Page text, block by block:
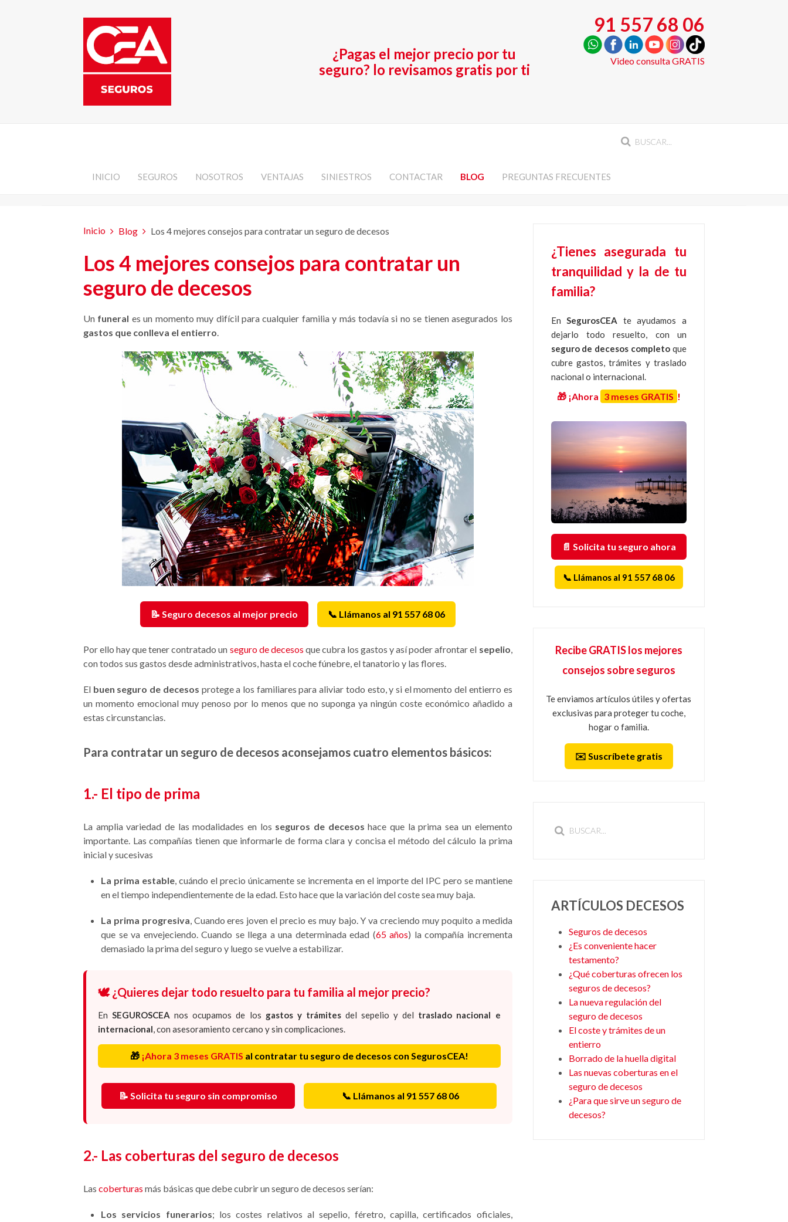
91 557 68 06
Video consulta GRATIS
¿Pagas el mejor precio por tu
seguro? lo revisamos gratis por ti
INICIO SEGUROS NOSOTROS VENTAJAS SINIESTROS CONTACTAR BLOG PREGUNTAS FRECUENTES
Inicio Blog Los 4 mejores consejos para contratar un seguro de decesos
Los 4 mejores consejos para contratar un
seguro de decesos
Un funeral es un momento muy difícil para cualquier familia y más todavía si no se tienen asegurados los
gastos que conlleva el entierro.
📝 Seguro decesos al mejor precio 📞 Llámanos al 91 557 68 06
Por ello hay que tener contratado un seguro de decesos que cubra los gastos y así poder afrontar el sepelio,
con todos sus gastos desde administrativos, hasta el coche fúnebre, el tanatorio y las flores.
El buen seguro de decesos protege a los familiares para aliviar todo esto, y si el momento del entierro es
un momento emocional muy penoso por lo menos que no suponga ya ningún coste económico añadido a
estas circunstancias.
Para contratar un seguro de decesos aconsejamos cuatro elementos básicos:
1.- El tipo de prima
La amplia variedad de las modalidades en los seguros de decesos hace que la prima sea un elemento
importante. Las compañías tienen que informarle de forma clara y concisa el método del cálculo la prima
inicial y sucesivas
La prima estable, cuándo el precio únicamente se incrementa en el importe del IPC pero se mantiene
en el tiempo independientemente de la edad. Esto hace que la variación del coste sea muy baja.
La prima progresiva, Cuando eres joven el precio es muy bajo. Y va creciendo muy poquito a medida
que se va envejeciendo. Cuando se llega a una determinada edad (65 años) la compañía incrementa
demasiado la prima del seguro y luego se vuelve a estabilizar.
🕊️ ¿Quieres dejar todo resuelto para tu familia al mejor precio?
EnSEGUROSCEA nos ocupamos de los gastos y trámitesdel sepelio y del traslado nacional e
internacional, con asesoramiento cercano y sin complicaciones.
🎁 ¡Ahora 3 meses GRATIS al contratar tu seguro de decesos con SegurosCEA!
📝 Solicita tu seguro sin compromiso 📞 Llámanos al 91 557 68 06
2.- Las coberturas del seguro de decesos
Las coberturas más básicas que debe cubrir un seguro de decesos serían:
Los servicios funerarios; los costes relativos al sepelio, féretro, capilla, certificados oficiales,
¿Tienes asegurada tu
tranquilidad y la de tu
familia?
EnSegurosCEA te ayudamos a
dejarlo todo resuelto, con un
seguro de decesos completo que
cubre gastos, trámites y traslado
nacional o internacional.
🎁 ¡Ahora 3 meses GRATIS !
📄 Solicita tu seguro ahora
📞 Llámanos al 91 557 68 06
Recibe GRATIS los mejores
consejos sobre seguros
Te enviamos artículos útiles y ofertas
exclusivas para proteger tu coche,
hogar o familia.
✉️ Suscríbete gratis
ARTÍCULOS DECESOS
Seguros de decesos
¿Es conveniente hacer
testamento?
¿Qué coberturas ofrecen los
seguros de decesos?
La nueva regulación del
seguro de decesos
El coste y trámites de un
entierro
Borrado de la huella digital
Las nuevas coberturas en el
seguro de decesos
¿Para que sirve un seguro de
decesos?